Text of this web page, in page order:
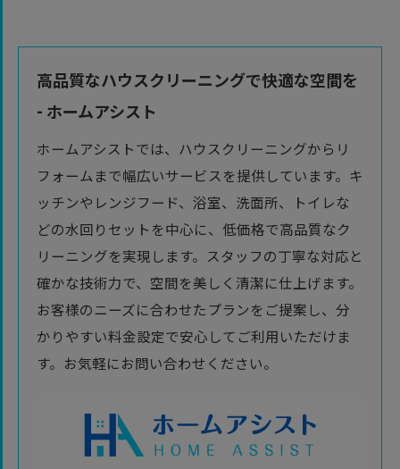
高品質なハウスクリーニングで快適な空間を
- ホームアシスト
ホームアシストでは、ハウスクリーニングからリ
フォームまで幅広いサービスを提供しています。キ
ッチンやレンジフード、浴室、洗面所、トイレな
どの水回りセットを中心に、低価格で高品質なク
リーニングを実現します。スタッフの丁寧な対応と
確かな技術力で、空間を美しく清潔に仕上げます。
お客様のニーズに合わせたプランをご提案し、分
かりやすい料金設定で安心してご利用いただけま
す。お気軽にお問い合わせください。